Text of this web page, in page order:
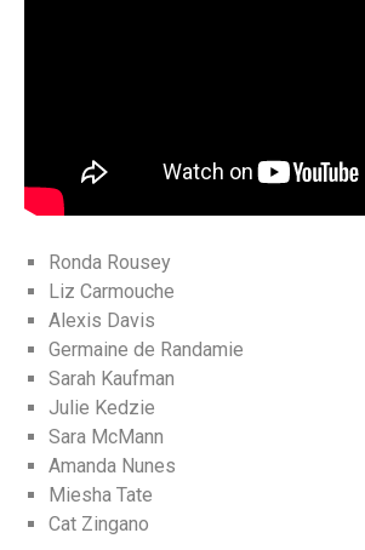
Ronda Rousey
Liz Carmouche
Alexis Davis
Germaine de Randamie
Sarah Kaufman
Julie Kedzie
Sara McMann
Amanda Nunes
Miesha Tate
Cat Zingano